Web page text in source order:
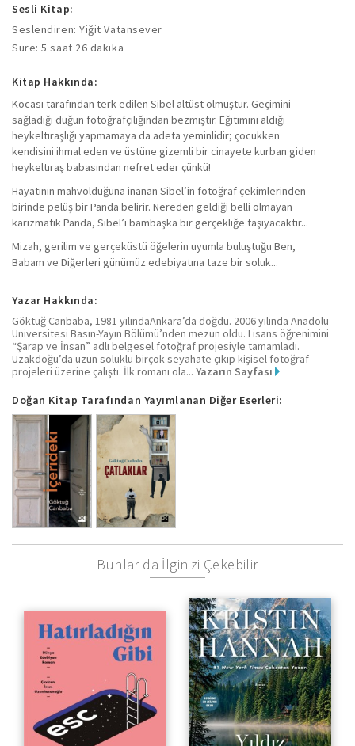
Sesli Kitap:
Seslendiren: Yiğit Vatansever
Süre: 5 saat 26 dakika
Kitap Hakkında:
Kocası tarafından terk edilen Sibel altüst olmuştur. Geçimini
sağladığı düğün fotoğrafçılığından bezmiştir. Eğitimini aldığı
heykeltıraşlığı yapmamaya da adeta yeminlidir; çocukken
kendisini ihmal eden ve üstüne gizemli bir cinayete kurban giden
heykeltıraş babasından nefret eder çünkü!
Hayatının mahvolduğuna inanan Sibel’in fotoğraf çekimlerinden
birinde pelüş bir Panda belirir. Nereden geldiği belli olmayan
karizmatik Panda, Sibel’i bambaşka bir gerçekliğe taşıyacaktır...
Mizah, gerilim ve gerçeküstü öğelerin uyumla buluştuğu Ben,
Babam ve Diğerleri günümüz edebiyatına taze bir soluk...
Yazar Hakkında:
Göktuğ Canbaba, 1981 yılındaAnkara’da doğdu. 2006 yılında Anadolu
Üniversitesi Basın-Yayın Bölümü’nden mezun oldu. Lisans öğrenimini
“Şarap ve İnsan” adlı belgesel fotoğraf projesiyle tamamladı.
Uzakdoğu’da uzun soluklu birçok seyahate çıkıp kişisel fotoğraf
projeleri üzerine çalıştı. İlk romanı ola... Yazarın Sayfası
Doğan Kitap Tarafından Yayımlanan Diğer Eserleri:
Bunlar da İlginizi Çekebilir